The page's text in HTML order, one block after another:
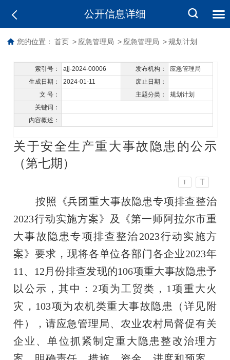
公开信息详细
您的位置： 首页 > 应急管理局 > 应急管理局 > 规划计划
索引号： ajj-2024-00006 发布机构：
应急管理局
生成日期：
2024-01-11
废止日期：
文 号：
主题分类：
规划计划
关键词：
内容概述：
关于安全生产重大事故隐患的公示
（第七期）
T T
按照《兵团重大事故隐患专项排查整治
2023行动实施方案》及《第一师阿拉尔市重
大事故隐患专项排查整治2023行动实施方
案》要求，现将各单位各部门各企业2023年
11、12月份排查发现的106项重大事故隐患予
以公示，其中：2项为工贸类，1项重大火
灾，103项为农机类重大事故隐患（详见附
件），请应急管理局、农业农村局督促有关
企业、单位抓紧制定重大隐患整改治理方